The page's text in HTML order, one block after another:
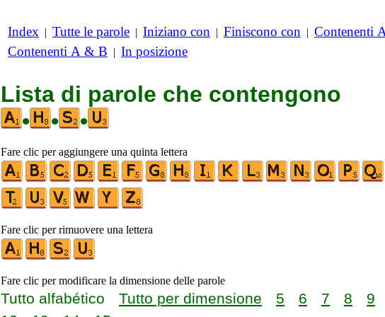
Index | Tutte le parole | Iniziano con | Finiscono con | Contenenti
Contenenti A & B | In posizione
Lista di parole che contengono
•
• •
Fare clic per aggiungere una quinta lettera
Fare clic per rimuovere una lettera
Fare clic per modificare la dimensione delle parole
Tutto alfabético Tutto per dimensione 5 6 7 8 9